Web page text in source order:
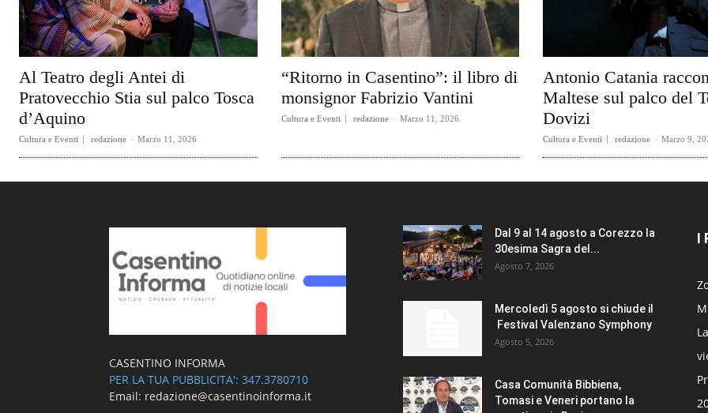
Al Teatro degli Antei di
Pratovecchio Stia sul palco Tosca
d’Aquino
Cultura e Eventi redazione - Marzo 11, 2026
“Ritorno in Casentino”: il libro di
monsignor Fabrizio Vantini
Cultura e Eventi redazione - Marzo 11, 2026
Antonio Catania
Maltese sul palco del
Dovizi
Cultura e Eventi redazione - Marzo 9,
CASENTINO INFORMA
PER LA TUA PUBBLICITA': 347.3780710
Email: redazione@casentinoinforma.it
Dal 9 al 14 agosto a Corezzo la
30esima Sagra del...
Agosto 7, 2026
Mercoledì 5 agosto si chiude il
Festival Valenzano Symphony
Agosto 5, 2026
Casa Comunità Bibbiena,
Tomasi e Veneri portano la
I